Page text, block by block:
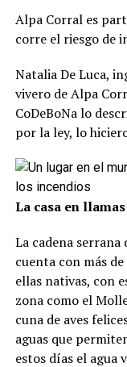
Alpa Corral es
corre el riesgo de
Natalia De Luca,
vivero de Alpa
CoDeBoNa lo
por la ley, lo
La casa en llamas
La cadena
cuenta con más
ellas nativas, con
zona como el
cuna de aves
aguas que
estos días el agua